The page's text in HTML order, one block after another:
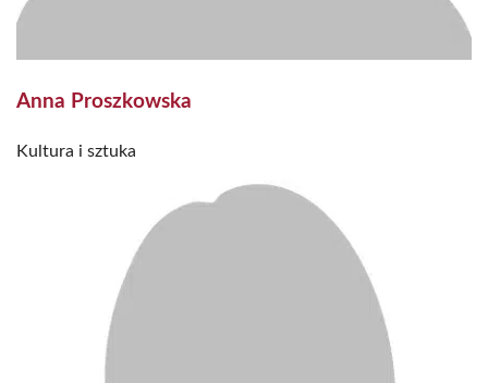
Anna Proszkowska
Kultura i sztuka